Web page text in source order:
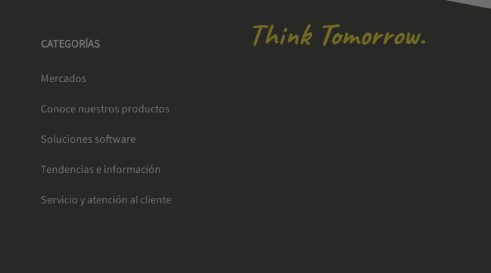
CATEGORÍAS
Mercados
Conoce nuestros productos
Soluciones software
Tendencias e información
Servicio y atención al cliente